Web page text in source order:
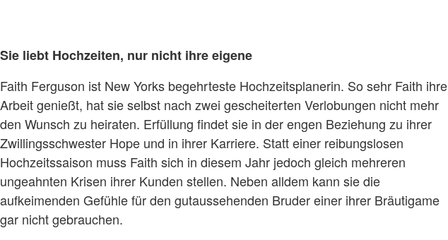
Sie liebt Hochzeiten, nur nicht ihre eigene
Faith Ferguson ist New Yorks begehrteste Hochzeitsplanerin. So sehr Faith ihre
Arbeit genießt, hat sie selbst nach zwei gescheiterten Verlobungen nicht mehr
den Wunsch zu heiraten. Erfüllung findet sie in der engen Beziehung zu ihrer
Zwillingsschwester Hope und in ihrer Karriere. Statt einer reibungslosen
Hochzeitssaison muss Faith sich in diesem Jahr jedoch gleich mehreren
ungeahnten Krisen ihrer Kunden stellen. Neben alldem kann sie die
aufkeimenden Gefühle für den gutaussehenden Bruder einer ihrer Bräutigame
gar nicht gebrauchen.